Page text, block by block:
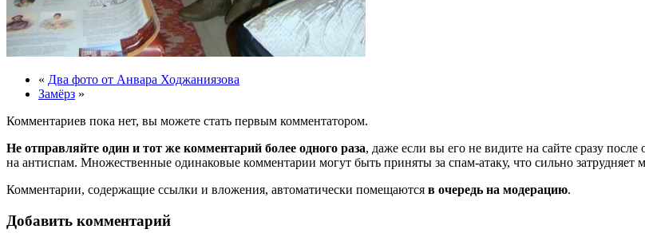
« Два фото от Анвара Ходжаниязова
Замёрз »
Комментариев пока нет, вы можете стать первым комментатором.
Не отправляйте один и тот же комментарий более одного раза, даже если вы его не видите на сайте сразу
на антиспам. Множественные одинаковые комментарии могут быть приняты за спам-атаку, что сильно затрудняет
Комментарии, содержащие ссылки и вложения, автоматически помещаются в очередь на модерацию.
Добавить комментарий